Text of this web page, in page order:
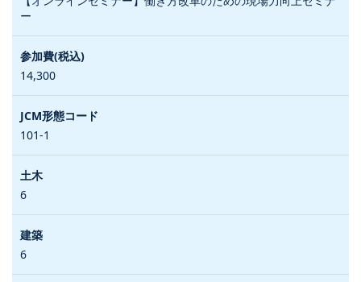
ー
14,300
101-1
6
6